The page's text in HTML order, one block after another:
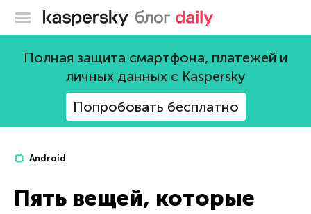
Блог Касперского
Полная защита смартфона, платежей и
личных данных с Kaspersky
Попробовать бесплатно
Android
Пять вещей, которые